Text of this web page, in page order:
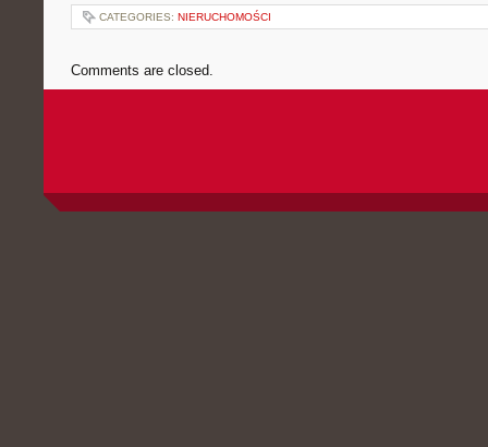
CATEGORIES: NIERUCHOMOŚCI
Comments are closed.